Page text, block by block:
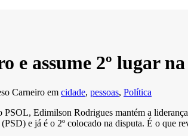
e assume 2º lugar
Carneiro em cidade, pessoas, Política
Edimilson Rodrigues mantém a
e já é o 2º colocado na disputa. É o que